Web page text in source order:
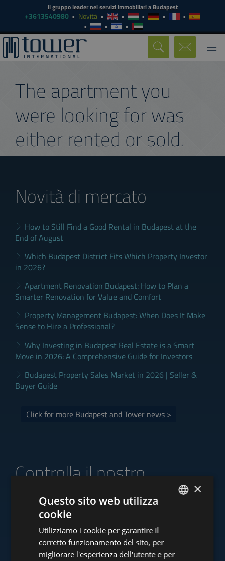
Il gruppo leader nei servizi immobiliari a Budapest
+3613540980 Novità
The apartment you
were looking for was
either rented or sold.
Novità di mercato
How to Still Find a Good Rental in Budapest at the
End of August
Which Budapest District Fits Which Property Investor
in 2026?
Apartment Renovation Budapest: How to Plan a
Smarter Renovation for Value and Comfort
Property Management Budapest: When Does It Make
Sense to Hire a Professional?
Why Investing in Budapest Real Estate is a Smart
Move in 2026: A Comprehensive Guide for Investors
Budapest Property Sales Market in 2026 | Seller &
Buyer Guide
Click for more Budapest and Tower news >
Controlla il nostro
portafoglio di offerte
www.tower-investments.com
×
Questo sito web utilizza
cookie
Utilizziamo i cookie per garantire il
corretto funzionamento del sito, per
migliorare l'esperienza dell'utente e per